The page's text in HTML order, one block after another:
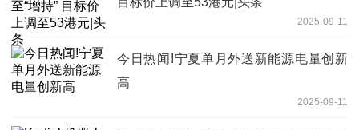
2025-09-11
今日热闻!宁夏单月外送新能源电量创新
高
2025-09-11